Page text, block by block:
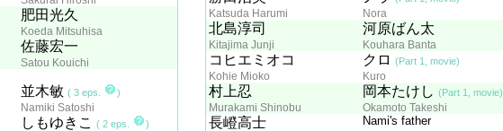
肥田光久
Koeda Mitsuhisa
佐藤宏一
Satou Kouichi
並木敏 ( 3 eps. )
Namiki Satoshi
しもゆきこ ( 2 eps. )
Katsuda Harumi Nora
北島淳司
Kitajima Junji
河原ばん太
Kouhara Banta
コヒエミオコ
Kohie Mioko
クロ (Part 1, movie)
Kuro
村上忍
Murakami Shinobu
岡本たけし (Part 1, movie)
Okamoto Takeshi
長嶝高士 Nami's father